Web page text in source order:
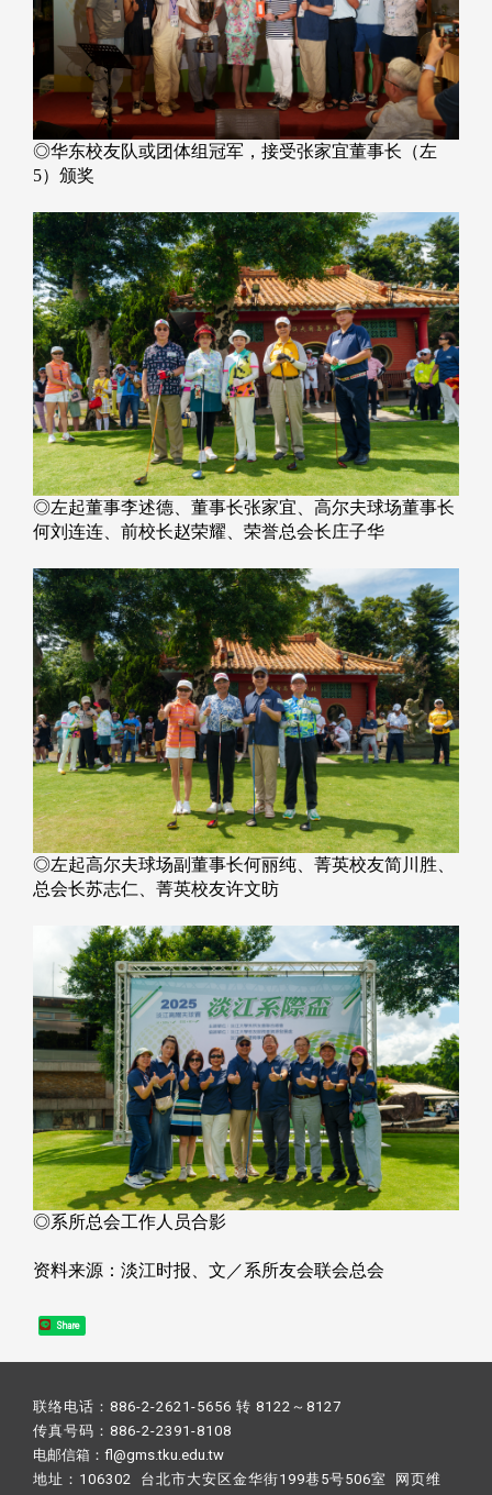
◎华东校友队或团体组冠军，接受张家宜董事长（左
5）颁奖
◎左起董事李述德、董事长张家宜、高尔夫球场董事长
何刘连连、前校长赵荣耀、荣誉总会长庄子华
◎左起高尔夫球场副董事长何丽纯、菁英校友简川胜、
总会长苏志仁、菁英校友许文昉
◎系所总会工作人员合影
资料来源：淡江时报、文／系所友会联会总会
Share
联络电话：886-2-2621-5656 转 8122～8127
传真号码：886-2-2391-8108
电邮信箱：fl@gms.tku.edu.tw
地址：106302 台北市大安区金华街199巷5号506室 网页维